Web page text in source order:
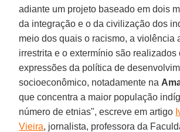
adiante um projeto baseado em dois
da integração e o da civilização dos
meio dos quais o racismo, a violência
irrestrita e o extermínio são realizados
expressões da política de
socioeconômico, notadamente na
que concentra a maior população
número de etnias", escreve em artigo
Vieira, jornalista, professora da